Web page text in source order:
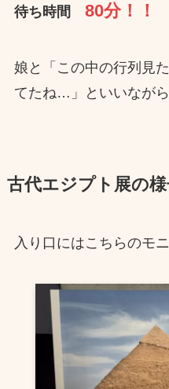
待ち時間 80分！！
娘と「この中の行列見
てたね…」といいながら
古代エジプト展の
入り口にはこちらのモ